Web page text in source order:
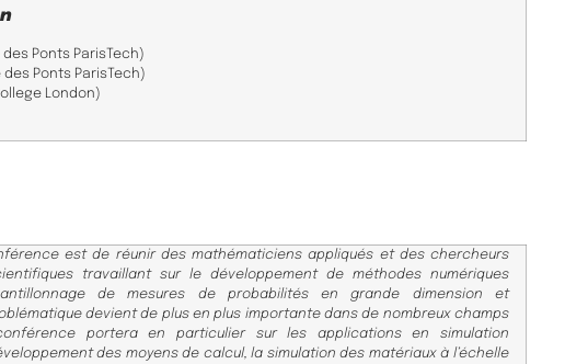
des Ponts ParisTech)
des Ponts ParisTech)
London)
est de réunir des mathématiciens appliqués et des chercheurs
travaillant sur le développement de méthodes numériques
de mesures de probabilités en grande dimension et
devient de plus en plus importante dans de nombreux champs
portera en particulier sur les applications en simulation
des moyens de calcul, la simulation des matériaux à l’échelle